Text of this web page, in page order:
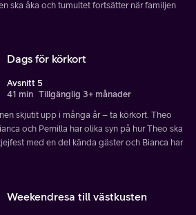
ska åka och tumultet fortsätter när familjen
Dags för körkort
Avsnitt 5
41 min Tillgänglig 3+ månader
skjutit upp i många år – ta körkort. Theo
och Pernilla har olika syn på hur Theo ska
med en del kända gäster och Bianca har
Weekendresa till västkusten